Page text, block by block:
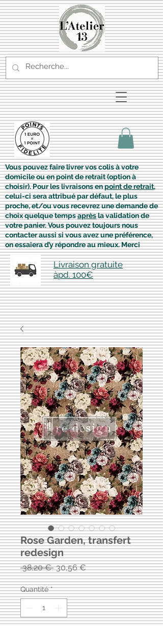
Vous pouvez faire livrer vos colis à votre
domicile ou en point de retrait (option à
choisir). Pour les livraisons enpoint de retrait,
celui-ci sera attribué par défaut, le plus
proche, et/ou vous recevrez une demande de
choix quelque tempsaprèsla validation de
votre panier. Vous pouvez toujours nous
contacter aussi si vous avez une préférence,
on essaiera d’y répondre au mieux. Merci
Livraison gratuite
àpd. 100€
Rose Garden, transfert
redesign
38,20 € Prix
original
30,56 €Prix
promotionnel
Quantité *